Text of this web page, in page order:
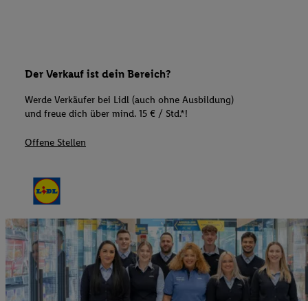
Der Verkauf ist dein Bereich?
Werde Verkäufer bei Lidl (auch ohne Ausbildung)
und freue dich über mind. 15 € / Std.*!
Offene Stellen